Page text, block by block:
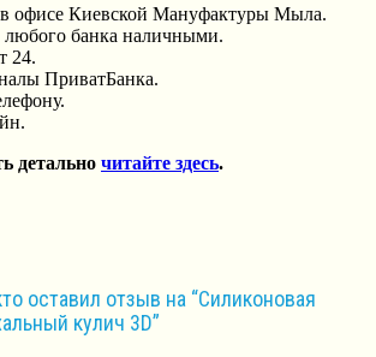
офисе Киевской Мануфактуры Мыла.
любого банка наличными.
24.
ПриватБанка.
детально читайте здесь.
оставил отзыв на “Силиконовая
кулич 3D”